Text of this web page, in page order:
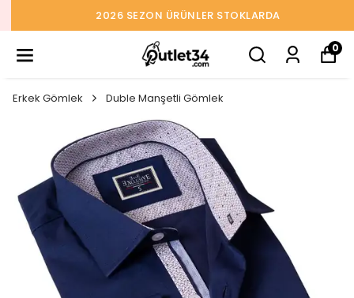
2026 SEZON ÜRÜNLER STOKLARDA
0
Erkek Gömlek Duble Manşetli Gömlek